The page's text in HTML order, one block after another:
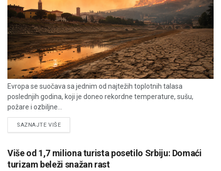
Evropa se suočava sa jednim od najtežih toplotnih talasa
poslednjih godina, koji je doneo rekordne temperature, sušu,
požare i ozbiljne...
SAZNAJTE VIŠEDETAILS
Više od 1,7 miliona turista posetilo Srbiju: Domaći
turizam beleži snažan rast